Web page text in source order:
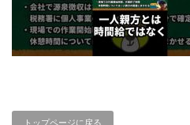
トップページに戻る